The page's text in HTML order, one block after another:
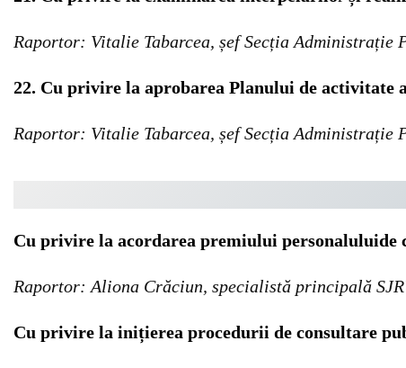
Raportor: Vitalie Tabarcea, șef Secția Administrație
22. Cu privire la aprobarea Planului de activitate
Raportor: Vitalie Tabarcea, șef Secția Administrație
Cu privire la acordarea premiului personaluluide
Raportor: Aliona Crăciun, specialistă principală
Cu privire la inițierea procedurii de consultare